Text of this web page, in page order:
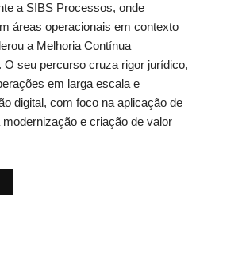
a SIBS Processos, onde
áreas operacionais em contexto
a Melhoria Contínua
O seu percurso cruza rigor jurídico,
em larga escala e
digital, com foco na aplicação de
modernização e criação de valor